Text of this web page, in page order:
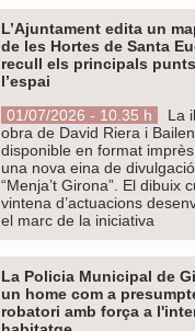
L’Ajuntament edita un
de les Hortes de Santa
recull els principals
l’espai
01/07/2026 - 10.35 h
La
obra de David Riera i
disponible en format
una nova eina de
“Menja’t Girona”. El dibuix
vintena d’actuacions
el marc de la iniciativa
La Policia Municipal de
un home com a
robatori amb força a